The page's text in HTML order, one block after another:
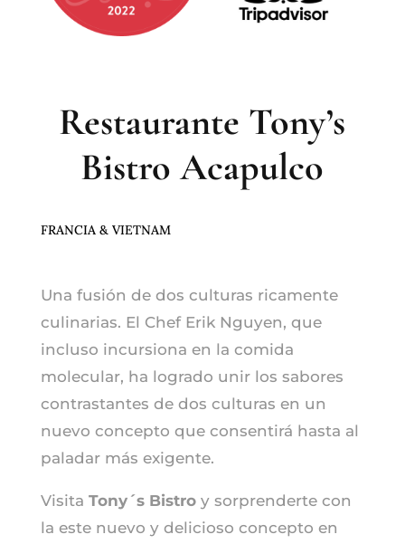
Restaurante Tony’s
Bistro Acapulco
FRANCIA & VIETNAM
Una fusión de dos culturas ricamente
culinarias. El Chef Erik Nguyen, que
incluso incursiona en la comida
molecular, ha logrado unir los sabores
contrastantes de dos culturas en un
nuevo concepto que consentirá hasta al
paladar más exigente.
Visita Tony´s Bistro y sorprenderte con
la este nuevo y delicioso concepto en